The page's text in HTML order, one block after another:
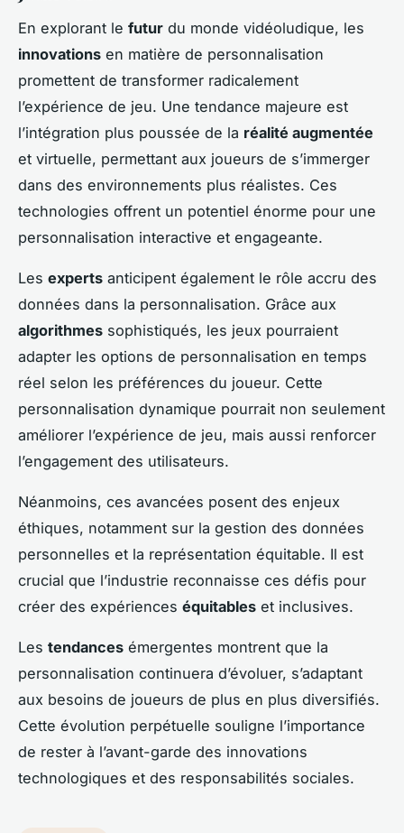
En explorant le futur du monde vidéoludique, les
innovations en matière de personnalisation
promettent de transformer radicalement
l’expérience de jeu. Une tendance majeure est
l’intégration plus poussée de la réalité augmentée
et virtuelle, permettant aux joueurs de s’immerger
dans des environnements plus réalistes. Ces
technologies offrent un potentiel énorme pour une
personnalisation interactive et engageante.
Les experts anticipent également le rôle accru des
données dans la personnalisation. Grâce aux
algorithmes sophistiqués, les jeux pourraient
adapter les options de personnalisation en temps
réel selon les préférences du joueur. Cette
personnalisation dynamique pourrait non seulement
améliorer l’expérience de jeu, mais aussi renforcer
l’engagement des utilisateurs.
Néanmoins, ces avancées posent des enjeux
éthiques, notamment sur la gestion des données
personnelles et la représentation équitable. Il est
crucial que l’industrie reconnaisse ces défis pour
créer des expériences équitables et inclusives.
Les tendances émergentes montrent que la
personnalisation continuera d’évoluer, s’adaptant
aux besoins de joueurs de plus en plus diversifiés.
Cette évolution perpétuelle souligne l’importance
de rester à l’avant-garde des innovations
technologiques et des responsabilités sociales.